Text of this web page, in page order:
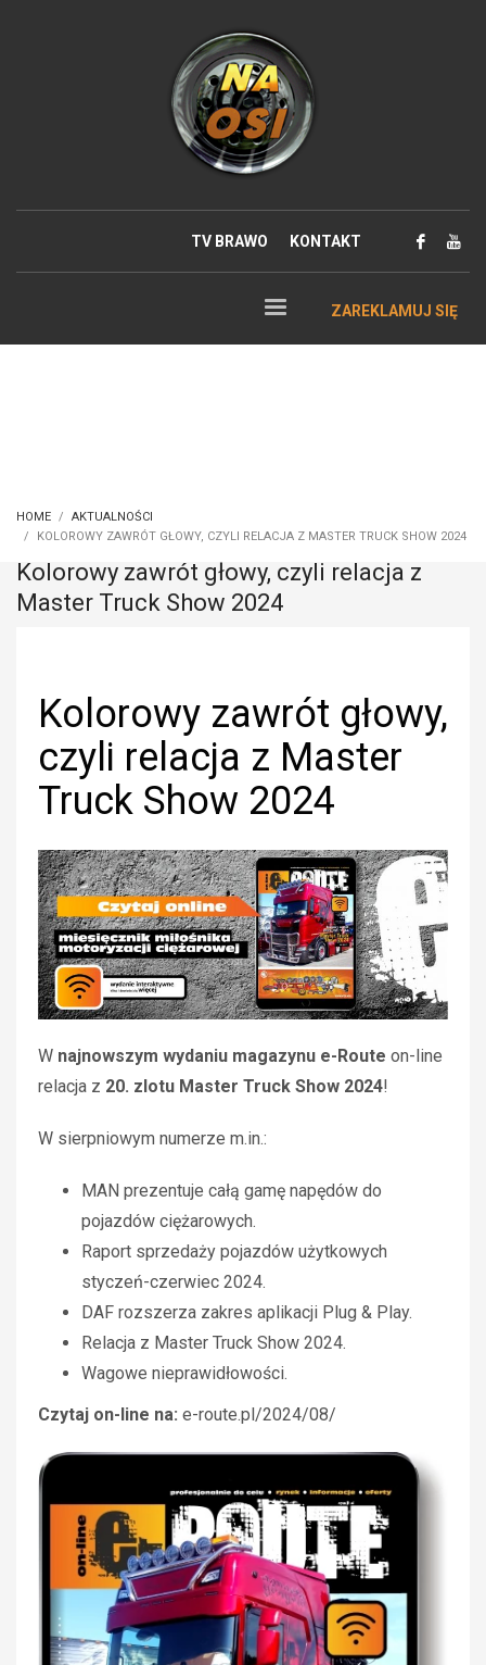
TV BRAWO KONTAKT
ZAREKLAMUJ SIĘ
HOME
AKTUALNOŚCI
KOLOROWY ZAWRÓT GŁOWY, CZYLI RELACJA Z MASTER TRUCK SHOW 2024
Kolorowy zawrót głowy, czyli relacja z
Master Truck Show 2024
Kolorowy zawrót głowy,
czyli relacja z Master
Truck Show 2024
W najnowszym wydaniu magazynu e-Route on-line
relacja z 20. zlotu Master Truck Show 2024!
W sierpniowym numerze m.in.:
MAN prezentuje całą gamę napędów do
pojazdów ciężarowych.
Raport sprzedaży pojazdów użytkowych
styczeń-czerwiec 2024.
DAF rozszerza zakres aplikacji Plug & Play.
Relacja z Master Truck Show 2024.
Wagowe nieprawidłowości.
Czytaj on-line na: e-route.pl/2024/08/